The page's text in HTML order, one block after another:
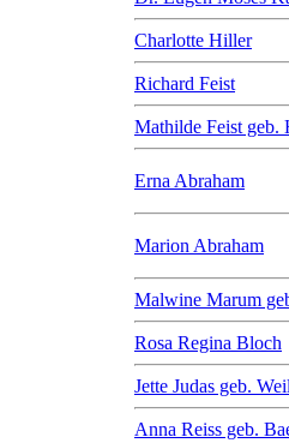
Charlotte Hiller
Richard Feist
Mathilde Feist geb.
Erna Abraham
Marion Abraham
Malwine Marum
Rosa Regina Bloch
Jette Judas geb. Weil
Anna Reiss geb.